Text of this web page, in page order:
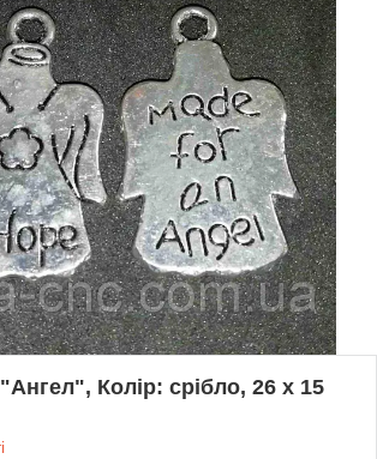
Колір: срібло, 26 х 15